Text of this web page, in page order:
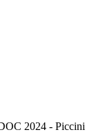
2024 - Piccini